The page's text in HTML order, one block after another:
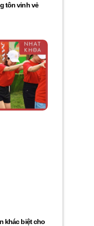
tôn vinh vẻ
khác biệt cho